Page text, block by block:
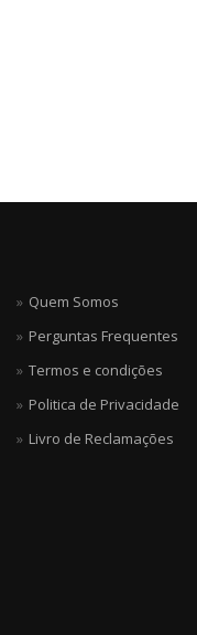
Quem Somos
Perguntas Frequentes
Termos e condições
Politica de Privacidade
Livro de Reclamações